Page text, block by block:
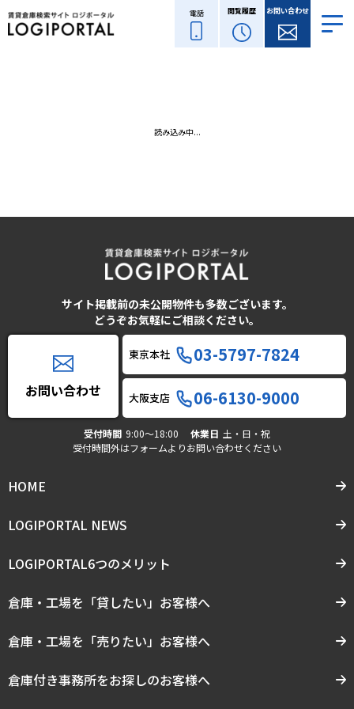
電話 閲覧履歴 お問い合わせ
読み込み中...
サイト掲載前の未公開物件も多数ございます。
どうぞお気軽にご相談ください。
お問い合わせ
東京本社 03-5797-7824
大阪支店 06-6130-9000
受付時間 9:00〜18:00 休業日 土・日・祝
受付時間外はフォームよりお問い合わせください
HOME
LOGIPORTAL NEWS
LOGIPORTAL6つのメリット
倉庫・工場を「貸したい」お客様へ
倉庫・工場を「売りたい」お客様へ
倉庫付き事務所をお探しのお客様へ